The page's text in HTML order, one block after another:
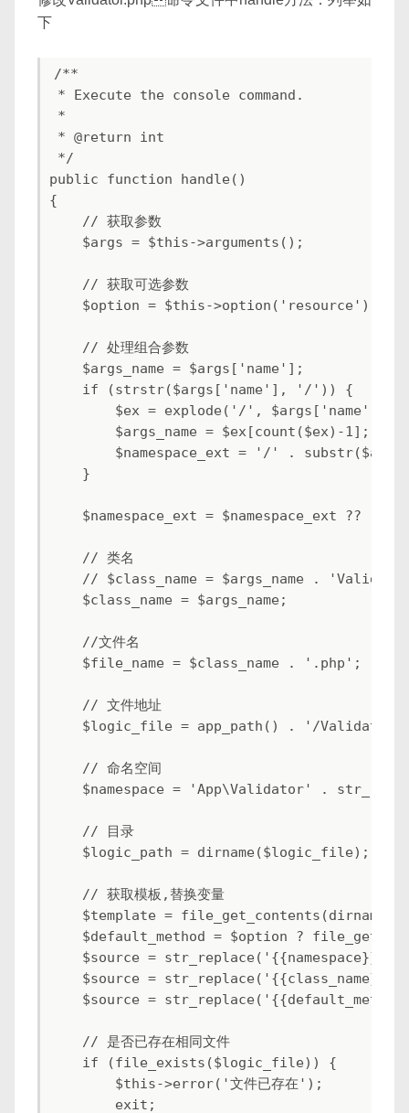
下
/**
* Execute the console command.
*
* @return int
*/
public function handle()
{
    // 获取参数
    $args = $this->arguments();
    // 获取可选参数
    $option = $this->option('resource');
    // 处理组合参数
    $args_name = $args['name'];
    if (strstr($args['name'], '/')) {
        $ex = explode('/', $args['name']);
        $args_name = $ex[count($ex)-1];
$namespace_ext = '/' .
    }
    $namespace_ext = $namespace_ext ?? '';
    // 类名
// $class_name = $args_name .
    $class_name = $args_name;
    //文件名
    $file_name = $class_name . '.php';
    // 文件地址
$logic_file = app_path() . '/
    // 命名空间
$namespace = 'App\Validator' .
    // 目录
    $logic_path = dirname($logic_file);
    // 获取模板,替换变量
$template =
$default_method = $option ?
$source = str_replace('{{namespace}}',
$source =
$source =
    // 是否已存在相同文件
    if (file_exists($logic_file)) {
        $this->error('文件已存在');
        exit;